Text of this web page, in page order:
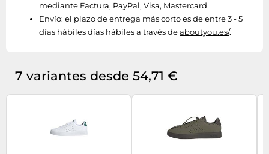
mediante Factura, PayPal, Visa, Mastercard
Envío: el plazo de entrega más corto es de entre 3 - 5
días hábiles días hábiles a través deaboutyou.es/.
7 variantes desde 54,71 €